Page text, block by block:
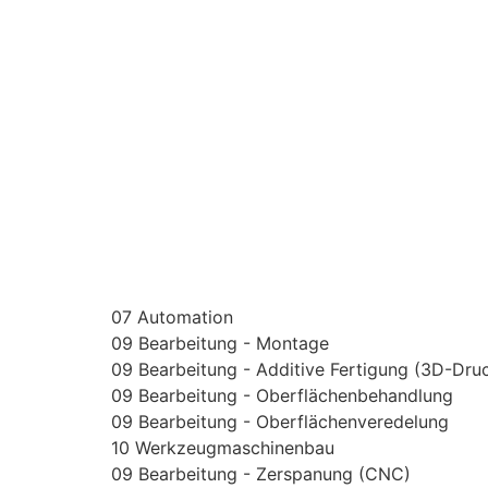
07 Automation
09 Bearbeitung - Montage
09 Bearbeitung - Additive Fertigung (3D-
09 Bearbeitung - Oberflächenbehandlung
09 Bearbeitung - Oberflächenveredelung
10 Werkzeugmaschinenbau
09 Bearbeitung - Zerspanung (CNC)